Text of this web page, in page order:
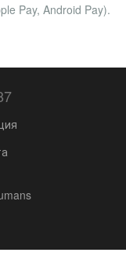
Pay, Android Pay).